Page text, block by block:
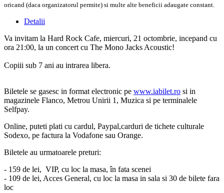
oricand (daca organizatorul permite) si multe alte beneficii adaugate constant.
Detalii
Va invitam la Hard Rock Cafe, miercuri, 21 octombrie, incepand cu
ora 21:00, la un concert cu The Mono Jacks Acoustic!
Copiii sub 7 ani au intrarea libera.
Biletele se gasesc in format electronic pe www.iabilet.ro si in
magazinele Flanco, Metrou Unirii 1, Muzica si pe terminalele
Selfpay.
Online, puteti plati cu cardul, Paypal,carduri de tichete culturale
Sodexo, pe factura la Vodafone sau Orange.
Biletele au urmatoarele preturi:
- 159 de lei, VIP, cu loc la masa, în fata scenei
- 109 de lei, Acces General, cu loc la masa in sala si 30 de bilete fara
loc